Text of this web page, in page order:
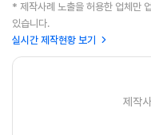
* 제작사례 노출을 허용한 업체만
있습니다.
실시간 제작현황 보기
제작